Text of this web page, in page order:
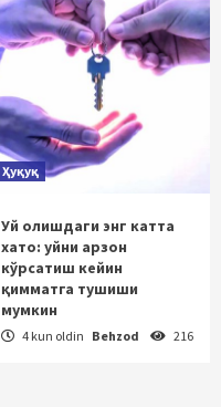
Ҳуқуқ
Уй олишдаги энг катта
хато: уйни арзон
кўрсатиш кейин
қимматга тушиши
мумкин
4 kun oldin Behzod 216